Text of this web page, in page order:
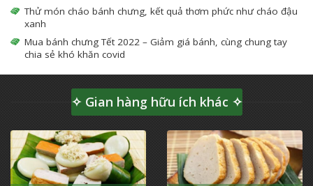
Thử món cháo bánh chưng, kết quả thơm phức như cháo đậu
xanh
Mua bánh chưng Tết 2022 – Giảm giá bánh, cùng chung tay
chia sẻ khó khăn covid
✧ Gian hàng hữu ích khác ✧